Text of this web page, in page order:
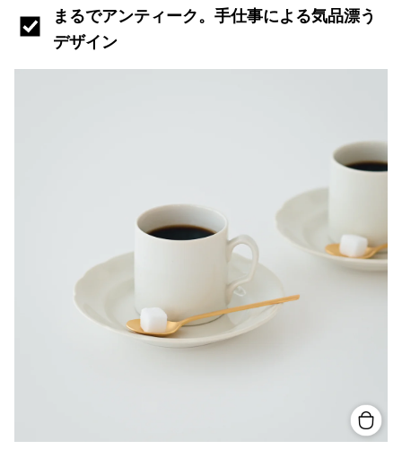
まるでアンティーク。手仕事による気品漂う
デザイン